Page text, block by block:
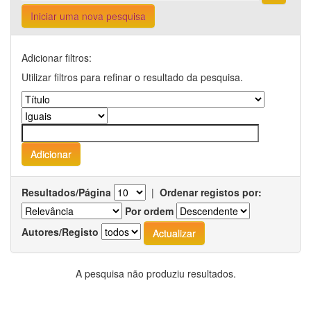
Iniciar uma nova pesquisa
Adicionar filtros:
Utilizar filtros para refinar o resultado da pesquisa.
Resultados/Página | Ordenar registos por:
Por ordem
Autores/Registo
A pesquisa não produziu resultados.